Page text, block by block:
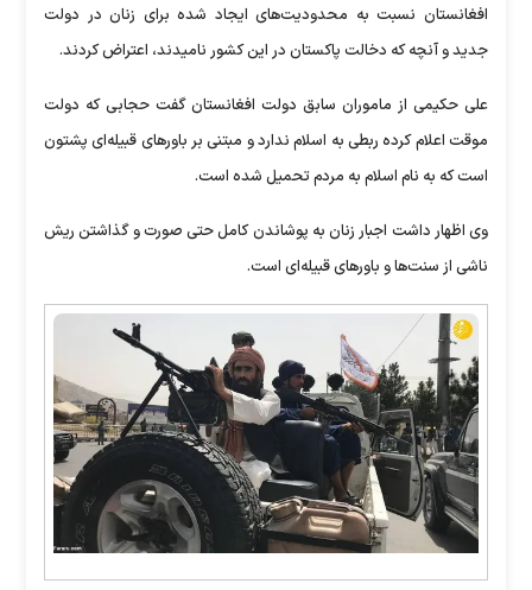
افغانستان نسبت به محدودیت‌های ایجاد شده برای زنان در دولت
جدید و آنچه که دخالت پاکستان در این کشور نامیدند، اعتراض کردند.
علی حکیمی از ماموران سابق دولت افغانستان گفت حجابی که دولت
موقت اعلام کرده ربطی به اسلام ندارد و مبتنی بر باور‌های قبیله‌ای پشتون
است که به نام اسلام به مردم تحمیل شده است.
وی اظهار داشت اجبار زنان به پوشاندن کامل حتی صورت و گذاشتن ریش
ناشی از سنت‌ها و باور‌های قبیله‌ای است.